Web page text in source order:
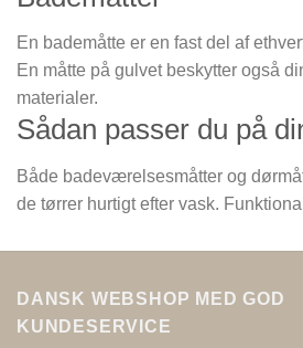
En bademåtte er en fast del af
En måtte på gulvet beskytter også
materialer.
Sådan passer du på
Både badeværelsesmåtter og
de tørrer hurtigt efter vask.
DANSK WEBSHOP MED GOD
KUNDESERVICE